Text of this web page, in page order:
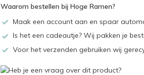
Waarom bestellen bij Hoge Ramen?
Maak een account aan en spaar
Is het een cadeautje? Wij pakken je
Voor het verzenden gebruiken wij